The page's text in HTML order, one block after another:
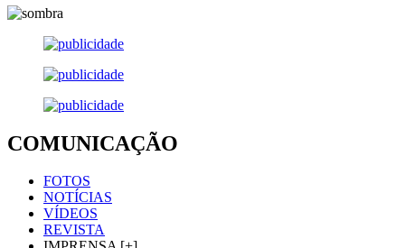
COMUNICAÇÃO
FOTOS
NOTÍCIAS
VÍDEOS
REVISTA